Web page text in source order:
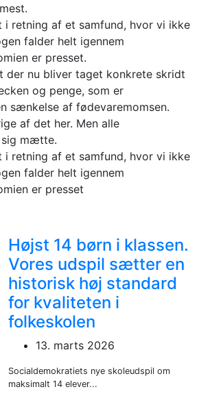
i retning af et samfund, hvor vi ikke
falder helt igennem
er presset.
der nu bliver taget konkrete skridt
og penge, som er
sænkelse af fødevaremomsen.
af det her. Men alle
sig mætte.
i retning af et samfund, hvor vi ikke
falder helt igennem
er presset
Højst 14 børn i klassen.
Vores udspil sætter en
historisk høj standard
for kvaliteten i
folkeskolen
13. marts 2026
Socialdemokratiets nye skoleudspil om
maksimalt 14 elever...